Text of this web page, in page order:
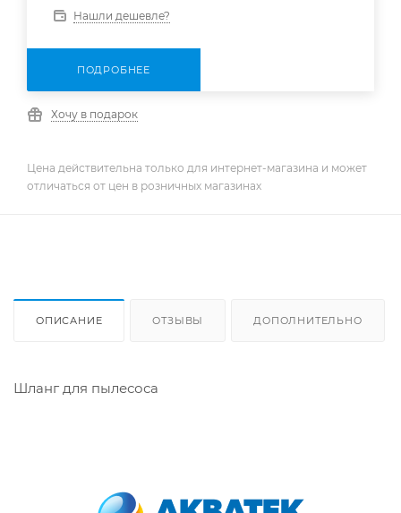
Нашли дешевле?
ПОДРОБНЕЕ
Хочу в подарок
Цена действительна только для интернет-магазина и может
отличаться от цен в розничных магазинах
ОПИСАНИЕ ОТЗЫВЫ ДОПОЛНИТЕЛЬНО
Шланг для пылесоса